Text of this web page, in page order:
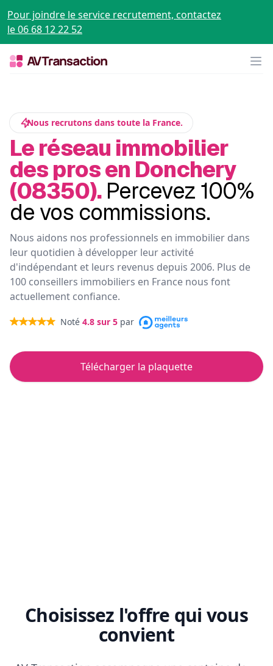
Pour joindre le service recrutement, contactez
le 06 68 12 22 52
Nous recrutons dans toute la France.
Le réseau immobilier
des pros en Donchery
(08350). Percevez 100%
de vos commissions.
Nous aidons nos professionnels en immobilier dans
leur quotidien à développer leur activité
d'indépendant et leurs revenus depuis 2006. Plus de
100 conseillers immobiliers en France nous font
actuellement confiance.
Noté 4.8 sur 5 par
Télécharger la plaquette
Choisissez l'offre qui vous
convient